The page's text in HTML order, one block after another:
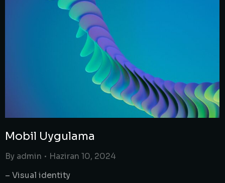
Mobil Uygulama
By admin
Haziran 10, 2024
– Visual identity